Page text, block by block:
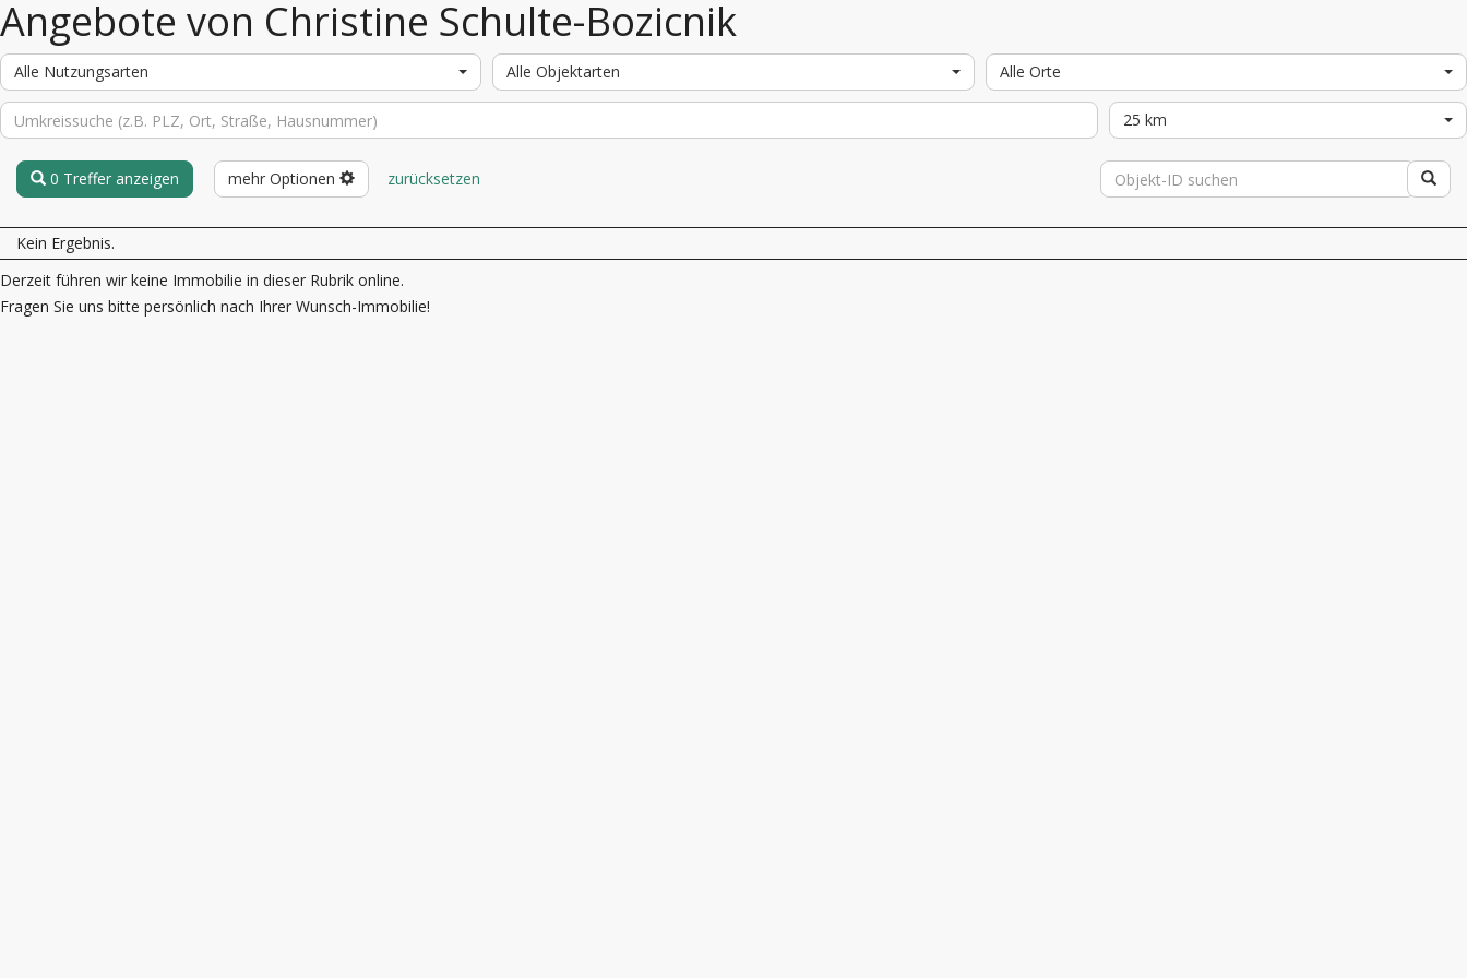
Angebote von Christine Schulte-Bozicnik
Alle Nutzungsarten Alle Objektarten Alle Orte
25 km
0 Treffer anzeigen mehr Optionen zurücksetzen
Kein Ergebnis.
Derzeit führen wir keine Immobilie in dieser Rubrik online.
Fragen Sie uns bitte persönlich nach Ihrer Wunsch-Immobilie!